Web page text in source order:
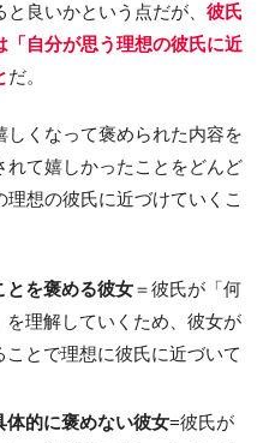
良いかという点だが、 彼氏
自分が思う理想の彼氏に近
だ。
くなって褒められた内容を
て嬉しかったことをどんど
想の彼氏に近づけていくこ
とを褒める彼女＝彼氏が「何
を理解していくため、彼女が
とで理想に彼氏に近づいて
体的に褒めない彼女=彼氏が